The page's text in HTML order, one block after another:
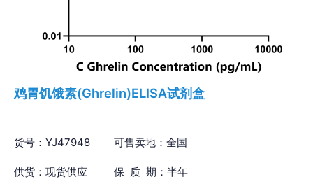
鸡胃饥饿素(Ghrelin)ELISA试剂盒
货号：YJ47948 可售卖地：全国
供货：现货供应 保 质 期：半年